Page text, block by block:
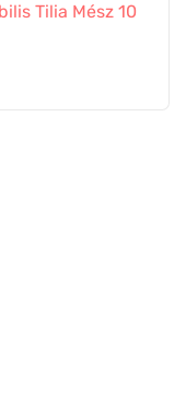
Tilia Mész 10